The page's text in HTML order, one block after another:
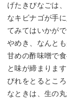
げたきびなごは
なキビナゴが手
てみてはいかが
やめき、なんと
甘めの酢味噌で
と味が締まりま
びれをとるとこ
なときは、生の